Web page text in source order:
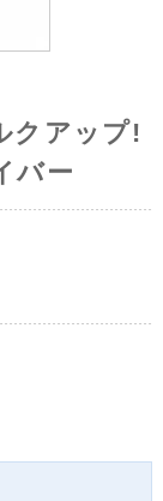
クアップ!
バー